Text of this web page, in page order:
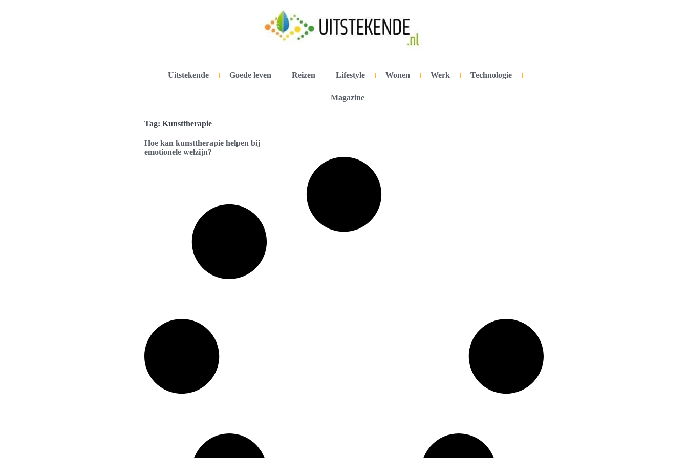
Uitstekende Goede leven Reizen Lifestyle Wonen Werk Technologie
Magazine
Tag: Kunsttherapie
Hoe kan kunsttherapie helpen bij
emotionele welzijn?